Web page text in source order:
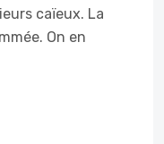
caïeux. La
On en